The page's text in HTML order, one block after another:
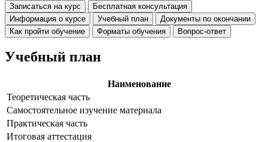
Записаться на курс
Бесплатная консультация
Информация о курсе
Учебный план
Документы по окончании
Как пройти обучение
Форматы обучения Вопрос-ответ
Учебный план
Наименование
Теоретическая часть
Самостоятельное изучение материала
Практическая часть
Итоговая аттестация